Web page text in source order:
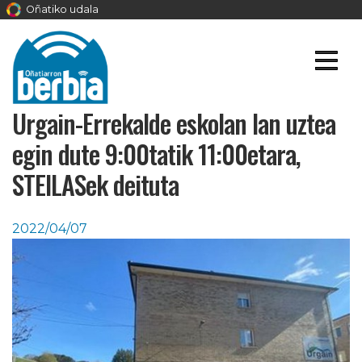
Oñatiko udala
Urgain-Errekalde eskolan lan uztea
egin dute 9:00tatik 11:00etara,
STEILASek deituta
2022/04/07